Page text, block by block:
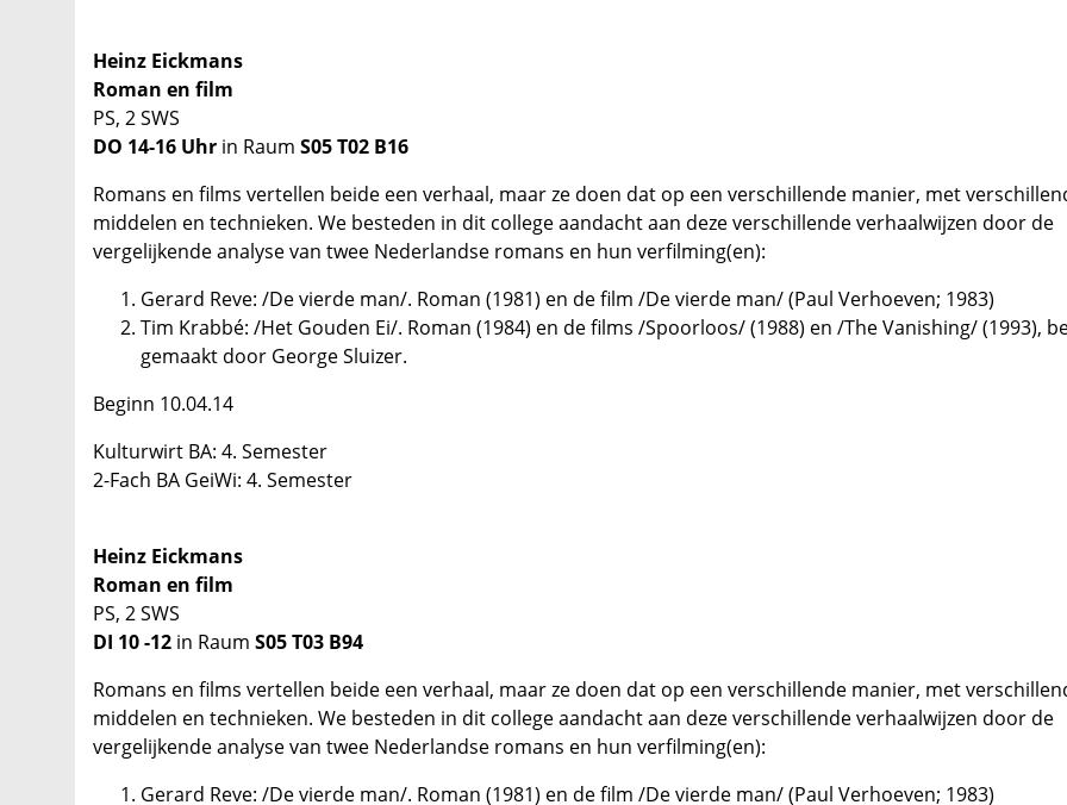
Heinz Eickmans
Roman en film
PS, 2 SWS
DO 14-16 Uhr in Raum S05 T02 B16
Romans en films vertellen beide een verhaal, maar ze doen dat op een verschillende manier, met
middelen en technieken. We besteden in dit college aandacht aan deze verschillende verhaalwijzen door de
vergelijkende analyse van twee Nederlandse romans en hun verfilming(en):
Gerard Reve: /De vierde man/. Roman (1981) en de film /De vierde man/ (Paul Verhoeven; 1983)
Tim Krabbé: /Het Gouden Ei/. Roman (1984) en de films /Spoorloos/ (1988) en /The Vanishing/ (1993),
gemaakt door George Sluizer.
Beginn 10.04.14
Kulturwirt BA: 4. Semester
2-Fach BA GeiWi: 4. Semester
Heinz Eickmans
Roman en film
PS, 2 SWS
DI 10 -12 in Raum S05 T03 B94
Romans en films vertellen beide een verhaal, maar ze doen dat op een verschillende manier, met
middelen en technieken. We besteden in dit college aandacht aan deze verschillende verhaalwijzen door de
vergelijkende analyse van twee Nederlandse romans en hun verfilming(en):
Gerard Reve: /De vierde man/. Roman (1981) en de film /De vierde man/ (Paul Verhoeven; 1983)